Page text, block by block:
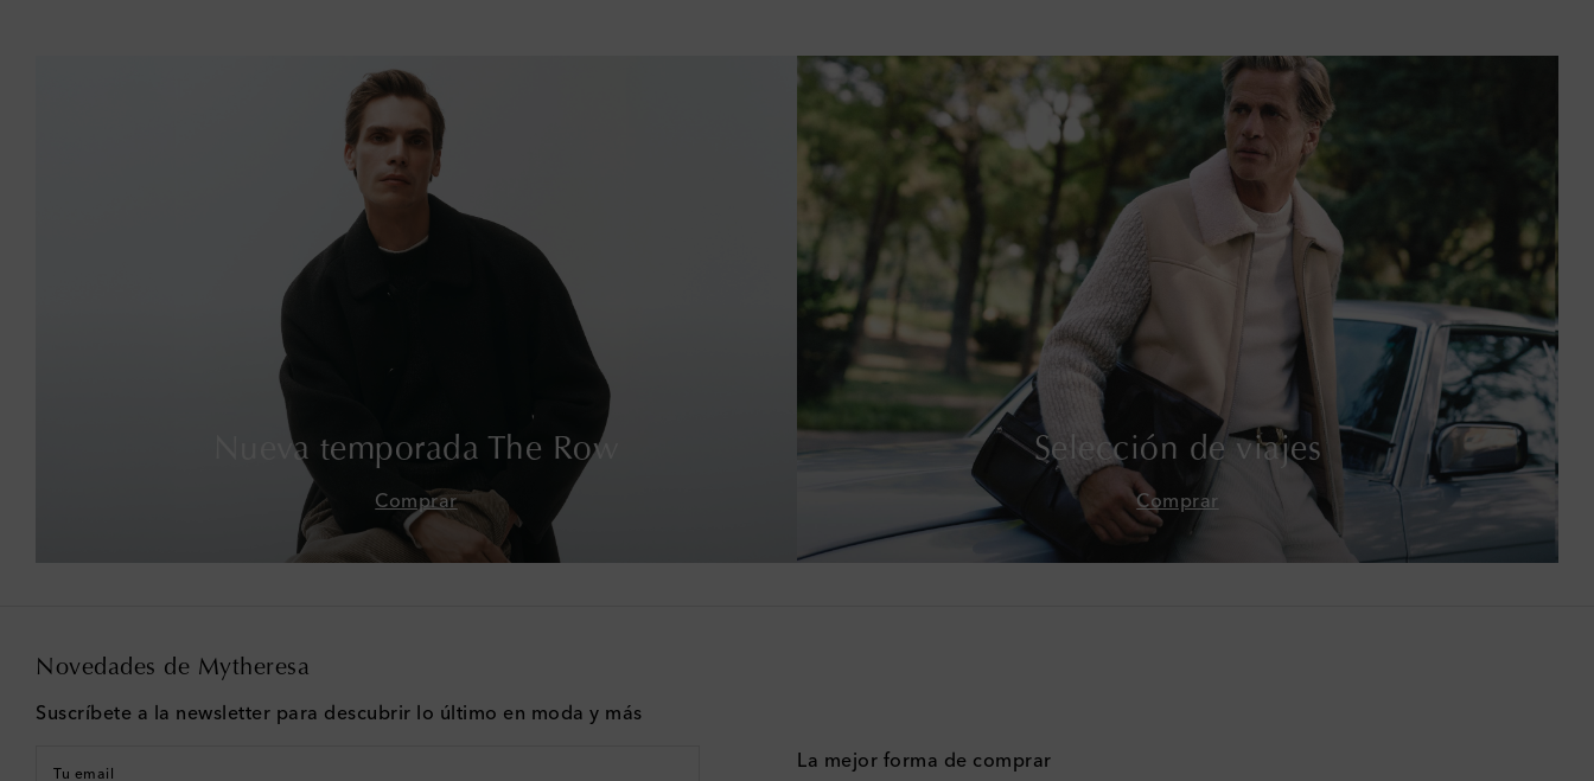
Nueva temporada The Row
Comprar
Selección de viajes
Comprar
Novedades de Mytheresa
Suscríbete a la newsletter para descubrir lo último en moda y más
Tu email
La mejor forma de comprar
Bolivia
Bosnia y Herzegovina
Bulgaria
Bután